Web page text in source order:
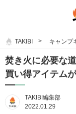
TAKIBI キャンプ
焚き火に必要な
買い得アイテム
TAKIBI編集部
2022.01.29